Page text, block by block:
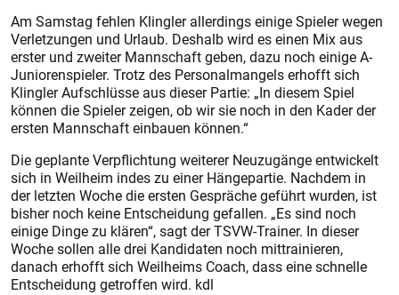
Am Samstag fehlen Klingler allerdings einige Spieler wegen
Verletzungen und Urlaub. Deshalb wird es einen Mix aus
erster und zweiter Mannschaft geben, dazu noch einige A-
Juniorenspieler. Trotz des Personalmangels erhofft sich
Klingler Aufschlüsse aus dieser Partie: „In diesem Spiel
können die Spieler zeigen, ob wir sie noch in den Kader der
ersten Mannschaft einbauen können.“
Die geplante Verpflichtung weiterer Neuzugänge entwickelt
sich in Weilheim indes zu einer Hängepartie. Nachdem in
der letzten Woche die ersten Gespräche geführt wurden, ist
bisher noch keine Entscheidung gefallen. „Es sind noch
einige Dinge zu klären“, sagt der TSVW-Trainer. In dieser
Woche sollen alle drei Kandidaten noch mittrainieren,
danach erhofft sich Weilheims Coach, dass eine schnelle
Entscheidung getroffen wird. kdl